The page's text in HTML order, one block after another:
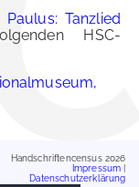
Paulus: Tanzlied
HSC-
Handschriftencensus 2026
Impressum
Datenschutzerklärung